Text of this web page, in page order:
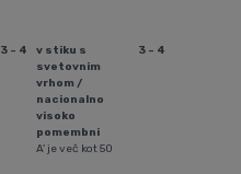
3 - 4
v stiku s
svetovnim
vrhom /
nacionalno
visoko
pomembni
3 - 4
A' je več kot 50